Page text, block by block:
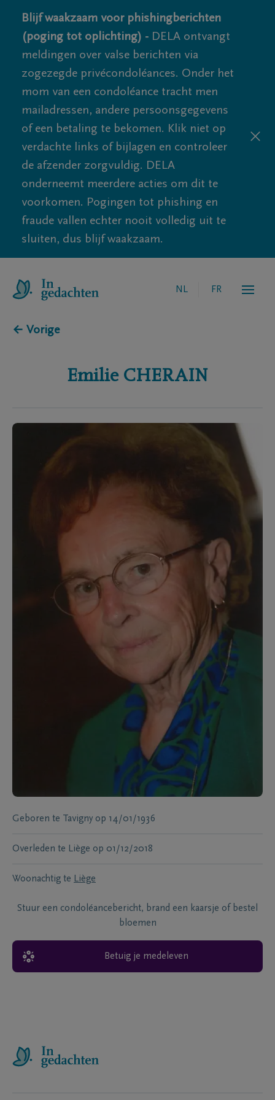
Blijf waakzaam voor phishingberichten
(poging tot oplichting) - DELA ontvangt
meldingen over valse berichten via
zogezegde privécondoléances. Onder het
mom van een condoléance tracht men
mailadressen, andere persoonsgegevens
of een betaling te bekomen. Klik niet op
verdachte links of bijlagen en controleer
de afzender zorgvuldig. DELA
onderneemt meerdere acties om dit te
voorkomen. Pogingen tot phishing en
fraude vallen echter nooit volledig uit te
sluiten, dus blijf waakzaam.
NL FR
← Vorige
Emilie CHERAIN
Geboren te Tavigny op 14/01/1936
Overleden te Liège op 01/12/2018
Woonachtig te Liège
Stuur een condoléancebericht, brand een kaarsje of bestel
bloemen
Betuig je medeleven